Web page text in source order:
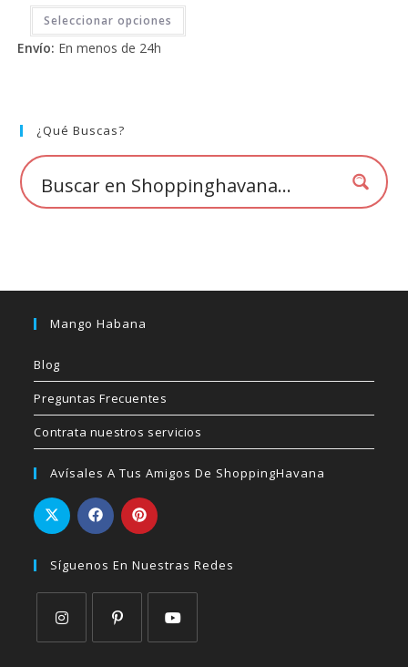
Seleccionar opciones
Este
tiene
la
de
producto
Envío: En menos de 24h
¿Qué Buscas?
Mango Habana
Blog
Preguntas Frecuentes
Contrata nuestros servicios
Avísales A Tus Amigos De ShoppingHavana
Síguenos En Nuestras Redes